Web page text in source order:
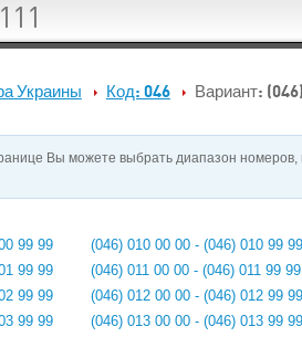
Украины Код: 046 Вариант:
Вы можете выбрать диапазон
99 99
99 99
99 99
99 99
(046) 010 00 00 - (046) 010 99 99
(046) 011 00 00 - (046) 011 99 99
(046) 012 00 00 - (046) 012 99 99
(046) 013 00 00 - (046) 013 99 99